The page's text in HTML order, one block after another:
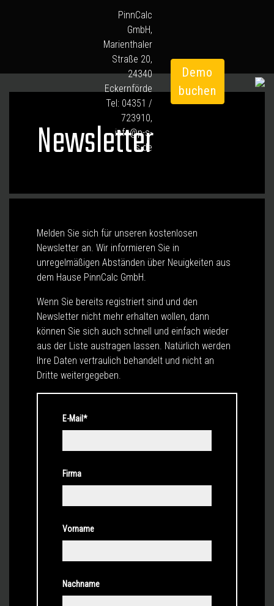
PinnCalc
GmbH,
Marienthaler
Straße 20,
24340
Eckernförde
Tel: 04351 /
723910,
info@p-s-
s.de
Demo
buchen
Newsletter
Melden Sie sich für unseren kostenlosen
Newsletter an. Wir informieren Sie in
unregelmäßigen Abständen über Neuigkeiten aus
dem Hause PinnCalc GmbH.
Wenn Sie bereits registriert sind und den
Newsletter nicht mehr erhalten wollen, dann
können Sie sich auch schnell und einfach wieder
aus der Liste austragen lassen. Natürlich werden
Ihre Daten vertraulich behandelt und nicht an
Dritte weitergegeben.
E-Mail*
Firma
Vorname
Nachname